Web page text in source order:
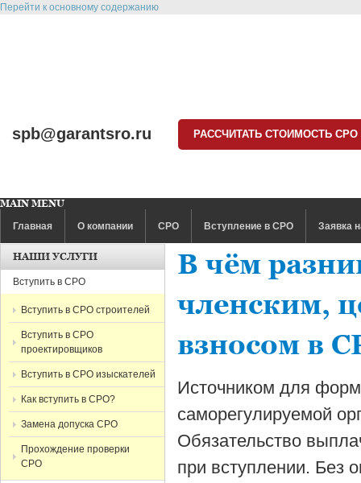
Перейти к основному содержанию
spb@garantsro.ru РАССЧИТАТЬ СТОИМОСТЬ СРО
MAIN MENU
Главная
О компании СРО Вступление в СРО Заявка
В чём
членским,
взносом в
Источником для
саморегулируемой
Обязательство
при вступлении. Без
НАШИ УСЛУГИ
Вступить в СРО
Вступить в СРО строителей
Вступить в СРО
проектировщиков
Вступить в СРО изыскателей
Как вступить в СРО?
Замена допуска СРО
Прохождение проверки
СРО